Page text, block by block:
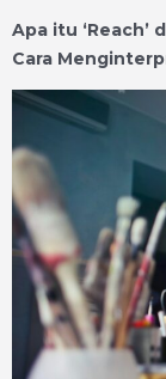
Apa itu ‘Reach’
Cara